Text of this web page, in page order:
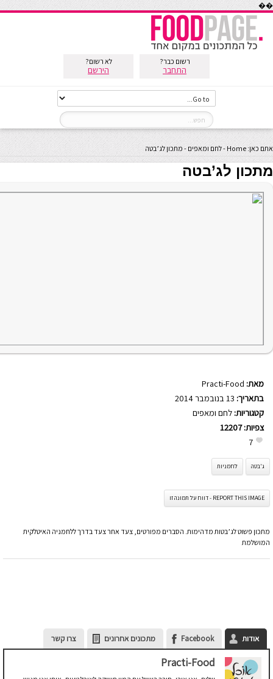
��
רשום כבר?
התחבר
לא רשום?
הירשם
אתם כאן: Home
-לחם ומאפים - מתכון לג’בטה
מתכון לג’בטה
מאת: Practi-Food
בתאריך:
קטגוריות: לחם ומאפים
צפיות:12207
7
ג'בטה לחמניות
REPORT THIS IMAGE - דווח על תמונה זו
מתכון פשוט לג’בטות מדהימות. הסברים מפורטים, צעד אחר צעד בדרך ללחמניה האיטלקית
המושלמת
אודות Facebook מתכונים אחרונים צרו קשר
Practi-Food